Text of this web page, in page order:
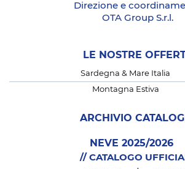
Direzione e
OTA Group S.r.l.
LE NOSTRE
Sardegna & Mare Italia
Montagna Estiva
ARCHIVIO
NEVE 2025/2026
// CATALOGO